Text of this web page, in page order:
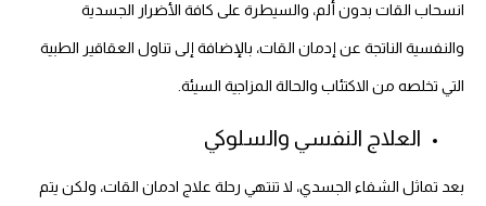
انسحاب القات بدون ألم، والسيطرة على كافة الأضرار الجسدية
والنفسية الناتجة عن إدمان القات، بالإضافة إلى تناول العقاقير الطبية
التي تخلصه من الاكتئاب والحالة المزاجية السيئة.
العلاج النفسي والسلوكي
بعد تماثل الشفاء الجسدي، لا تنتهي رحلة علاج ادمان القات، ولكن يتم